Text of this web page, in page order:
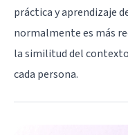
práctica y aprendizaje
normalmente es más
la similitud del
cada persona.